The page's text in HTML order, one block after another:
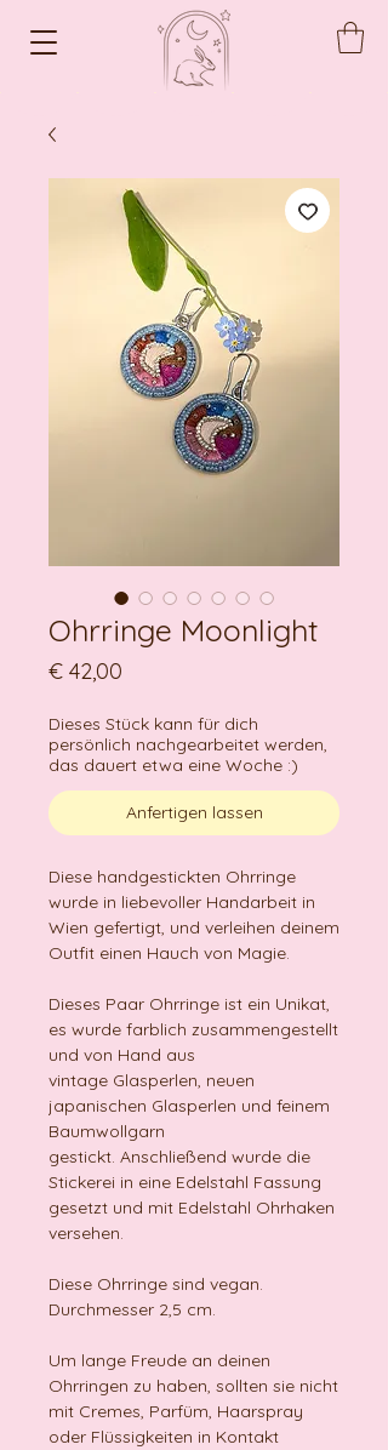
Ohrringe Moonlight
€ 42,00
Dieses Stück kann für dich
persönlich nachgearbeitet werden,
das dauert etwa eine Woche :)
Anfertigen lassen
Diese handgestickten Ohrringe
wurde in liebevoller Handarbeit in
Wien gefertigt, und verleihen deinem
Outfit einen Hauch von Magie.
Dieses Paar Ohrringe ist ein Unikat,
es wurde farblich zusammengestellt
und von Hand aus
vintage Glasperlen, neuen
japanischen Glasperlen und feinem
Baumwollgarn
gestickt. Anschließend wurde die
Stickerei in eine Edelstahl Fassung
gesetzt und mit Edelstahl Ohrhaken
versehen.
Diese Ohrringe sind vegan.
Durchmesser 2,5 cm.
Um lange Freude an deinen
Ohrringen zu haben, sollten sie nicht
mit Cremes, Parfüm, Haarspray
oder Flüssigkeiten in Kontakt